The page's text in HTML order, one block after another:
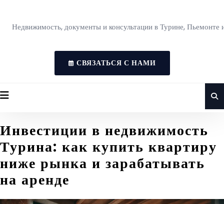
Недвижимость, документы и консультации в Турине, Пьемонте
СВЯЗАТЬСЯ С НАМИ
Инвестиции в недвижимость
Турина: как купить квартиру
ниже рынка и зарабатывать
на аренде